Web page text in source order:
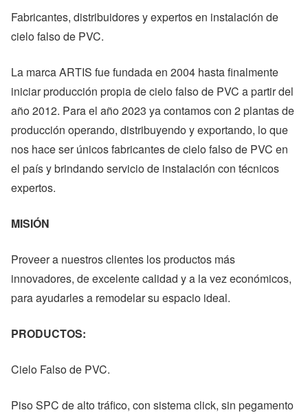
Fabricantes, distribuidores y expertos en instalación de
cielo falso de PVC.
La marca ARTIS fue fundada en 2004 hasta finalmente
iniciar producción propia de cielo falso de PVC a partir del
año 2012. Para el año 2023 ya contamos con 2 plantas de
producción operando, distribuyendo y exportando, lo que
nos hace ser únicos fabricantes de cielo falso de PVC en
el país y brindando servicio de instalación con técnicos
expertos.
MISIÓN
Proveer a nuestros clientes los productos más
innovadores, de excelente calidad y a la vez económicos,
para ayudarles a remodelar su espacio ideal.
PRODUCTOS:
Cielo Falso de PVC.
Piso SPC de alto tráfico, con sistema click, sin pegamento